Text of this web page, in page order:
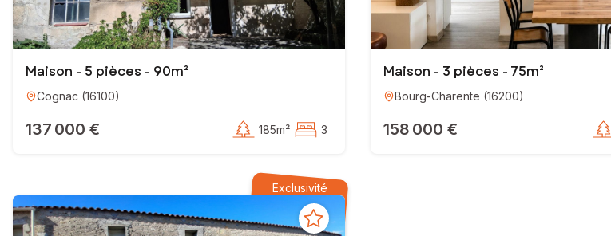
Maison - 5 pièces - 90m²
Cognac (16100)
137 000 € 185m² 3
Maison - 3 pièces - 75m²
Bourg-Charente (16200)
158 000 €
Exclusivité